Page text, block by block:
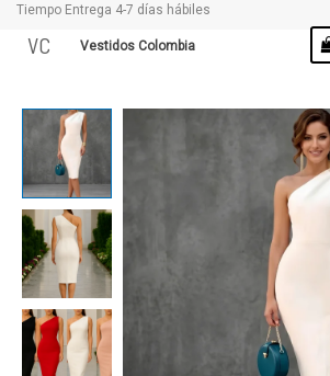
Tiempo Entrega 4-7 días hábiles
VC Vestidos Colombia
ABIGAIL
cantidad